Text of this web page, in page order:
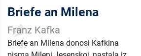
Briefe an Milena
Franz Kafka
Briefe an Milena donosi Kafkina